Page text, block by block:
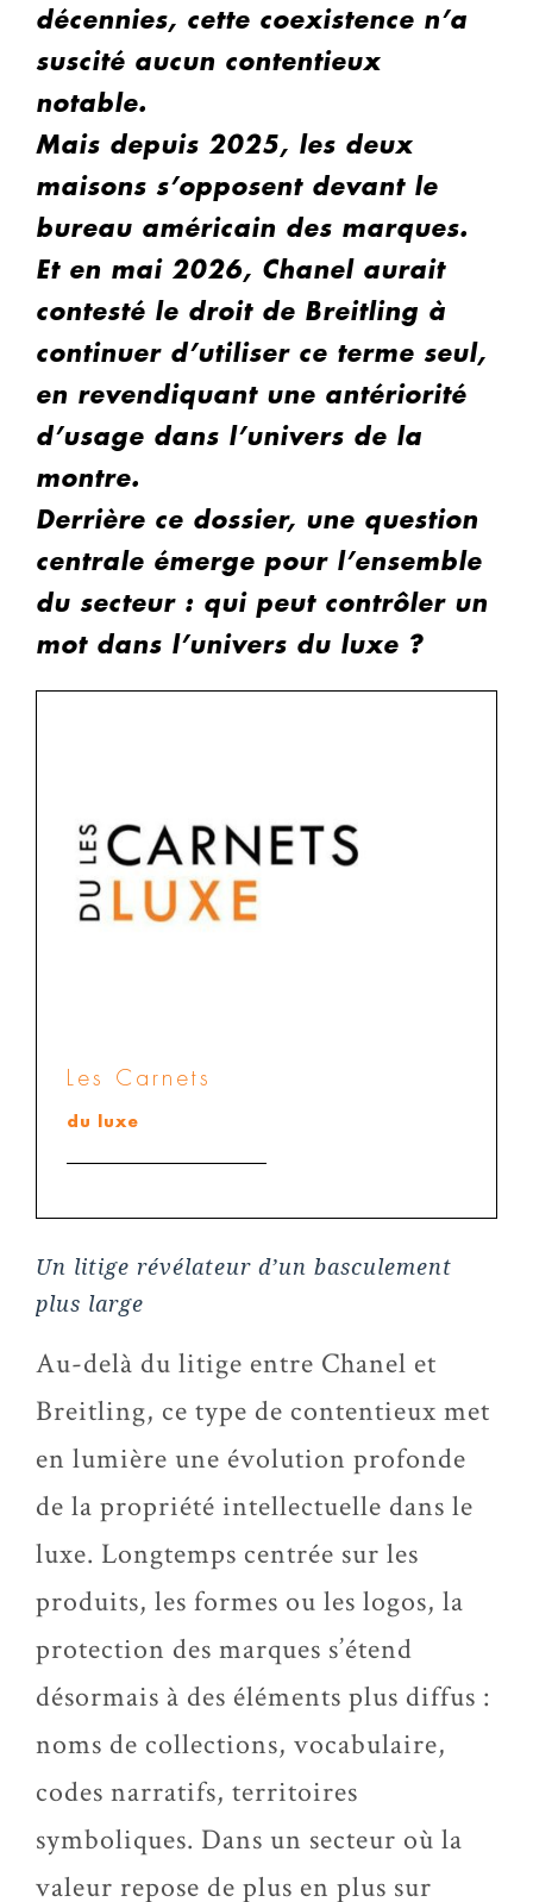
décennies, cette coexistence n’a
suscité aucun contentieux
notable.
Mais depuis 2025, les deux
maisons s’opposent devant le
bureau américain des marques.
Et en mai 2026, Chanel aurait
contesté le droit de Breitling à
continuer d’utiliser ce terme seul,
en revendiquant une antériorité
d’usage dans l’univers de la
montre.
Derrière ce dossier, une question
centrale émerge pour l’ensemble
du secteur : qui peut contrôler un
mot dans l’univers du luxe ?
Les Carnets
du luxe
Un litige révélateur d’un basculement
plus large
Au-delà du litige entre Chanel et
Breitling, ce type de contentieux met
en lumière une évolution profonde
de la propriété intellectuelle dans le
luxe. Longtemps centrée sur les
produits, les formes ou les logos, la
protection des marques s’étend
désormais à des éléments plus diffus :
noms de collections, vocabulaire,
codes narratifs, territoires
symboliques. Dans un secteur où la
valeur repose de plus en plus sur